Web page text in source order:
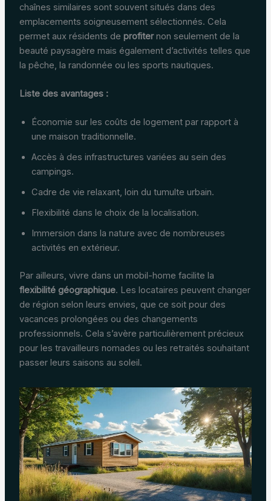
chaînes similaires sont souvent situés dans des
emplacements soigneusement sélectionnés. Cela
permet aux résidents de profiternon seulement de la
beauté paysagère mais également d’activités telles que
la pêche, la randonnée ou les sports nautiques.
Liste des avantages :
Économie sur les coûts de logement par rapport à
une maison traditionnelle.
Accès à des infrastructures variées au sein des
campings.
Cadre de vie relaxant, loin du tumulte urbain.
Flexibilité dans le choix de la localisation.
Immersion dans la nature avec de nombreuses
activités en extérieur.
Par ailleurs, vivre dans un mobil-home facilite la
flexibilité géographique. Les locataires peuvent changer
de région selon leurs envies, que ce soit pour des
vacances prolongées ou des changements
professionnels. Cela s’avère particulièrement précieux
pour les travailleurs nomades ou les retraités souhaitant
passer leurs saisons au soleil.